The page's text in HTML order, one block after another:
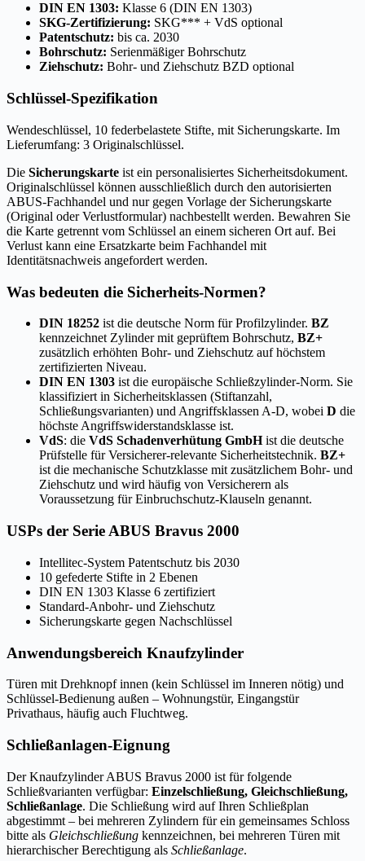
DIN EN 1303: Klasse 6 (DIN EN 1303)
SKG-Zertifizierung: SKG*** + VdS optional
Patentschutz: bis ca. 2030
Bohrschutz: Serienmäßiger Bohrschutz
Ziehschutz: Bohr- und Ziehschutz BZD optional
Schlüssel-Spezifikation
Wendeschlüssel, 10 federbelastete Stifte, mit Sicherungskarte. Im
Lieferumfang: 3 Originalschlüssel.
Die Sicherungskarte ist ein personalisiertes Sicherheitsdokument.
Originalschlüssel können ausschließlich durch den autorisierten
ABUS-Fachhandel und nur gegen Vorlage der Sicherungskarte
(Original oder Verlustformular) nachbestellt werden. Bewahren Sie
die Karte getrennt vom Schlüssel an einem sicheren Ort auf. Bei
Verlust kann eine Ersatzkarte beim Fachhandel mit
Identitätsnachweis angefordert werden.
Was bedeuten die Sicherheits-Normen?
DIN 18252 ist die deutsche Norm für Profilzylinder. BZ
kennzeichnet Zylinder mit geprüftem Bohrschutz, BZ+
zusätzlich erhöhten Bohr- und Ziehschutz auf höchstem
zertifizierten Niveau.
DIN EN 1303 ist die europäische Schließzylinder-Norm. Sie
klassifiziert in Sicherheitsklassen (Stiftanzahl,
Schließungsvarianten) und Angriffsklassen A-D, wobei D die
höchste Angriffswiderstandsklasse ist.
VdS: die VdS Schadenverhütung GmbHist die deutsche
Prüfstelle für Versicherer-relevante Sicherheitstechnik. BZ+
ist die mechanische Schutzklasse mit zusätzlichem Bohr- und
Ziehschutz und wird häufig von Versicherern als
Voraussetzung für Einbruchschutz-Klauseln genannt.
USPs der Serie ABUS Bravus 2000
Intellitec-System Patentschutz bis 2030
10 gefederte Stifte in 2 Ebenen
DIN EN 1303 Klasse 6 zertifiziert
Standard-Anbohr- und Ziehschutz
Sicherungskarte gegen Nachschlüssel
Anwendungsbereich Knaufzylinder
Türen mit Drehknopf innen (kein Schlüssel im Inneren nötig) und
Schlüssel-Bedienung außen – Wohnungstür, Eingangstür
Privathaus, häufig auch Fluchtweg.
Schließanlagen-Eignung
Der Knaufzylinder ABUS Bravus 2000 ist für folgende
Schließvarianten verfügbar: Einzelschließung, Gleichschließung,
Schließanlage. Die Schließung wird auf Ihren Schließplan
abgestimmt – bei mehreren Zylindern für ein gemeinsames Schloss
bitte als Gleichschließung kennzeichnen, bei mehreren Türen mit
hierarchischer Berechtigung als Schließanlage.